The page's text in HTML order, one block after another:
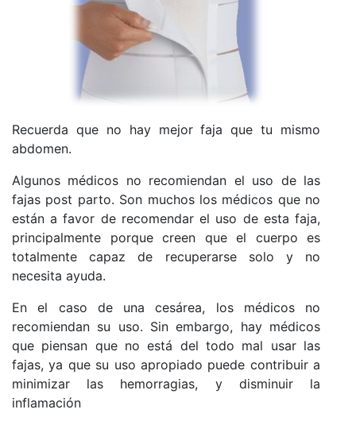
Recuerda que no hay mejor faja que tu mismo
abdomen.
Algunos médicos no recomiendan el uso de las
fajas post parto. Son muchos los médicos que no
están a favor de recomendar el uso de esta faja,
principalmente porque creen que el cuerpo es
totalmente capaz de recuperarse solo y no
necesita ayuda.
En el caso de una cesárea, los médicos no
recomiendan su uso. Sin embargo, hay médicos
que piensan que no está del todo mal usar las
fajas, ya que su uso apropiado puede contribuir a
minimizar las hemorragias, y disminuir la
inflamación